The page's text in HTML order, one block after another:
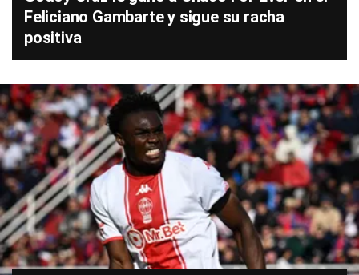
Feliciano Gambarte y sigue su racha
positiva